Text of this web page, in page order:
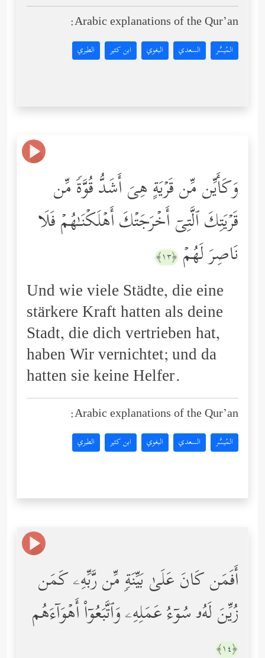
Arabic explanations of the Qur’an:
المُيسَّر السعدي البغوي ابن كثير الطبري
وَكَأَیِّن مِّن قَرۡیَةٍ هِیَ أَشَدُّ قُوَّةࣰ مِّن
قَرۡیَتِكَ ٱلَّتِیۤ أَخۡرَجَتۡكَ أَهۡلَكۡنَـٰهُمۡ فَلَا
نَاصِرَ لَهُمۡ ﴿١٣﴾
Und wie viele Städte, die eine
stärkere Kraft hatten als deine
Stadt, die dich vertrieben hat,
haben Wir vernichtet; und da
hatten sie keine Helfer.
Arabic explanations of the Qur’an:
المُيسَّر السعدي البغوي ابن كثير الطبري
أَفَمَن كَانَ عَلَىٰ بَیِّنَةࣲ مِّن رَّبِّهِۦ كَمَن
زُیِّنَ لَهُۥ سُوۤءُ عَمَلِهِۦ وَٱتَّبَعُوۤاْ أَهۡوَاۤءَهُم
﴿١٤﴾